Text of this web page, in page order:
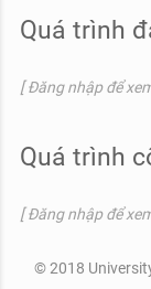
Quá trình
[ Đăng nhập để
Quá trình
[ Đăng nhập để
© 2018